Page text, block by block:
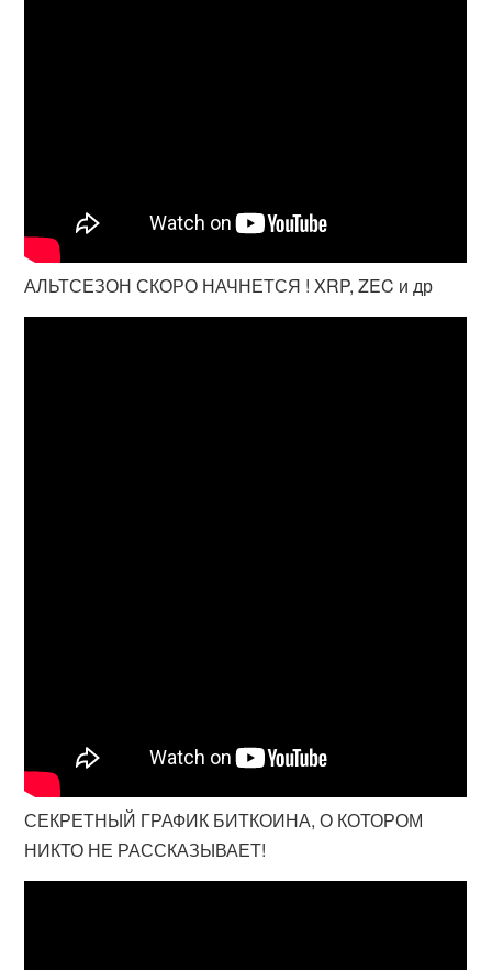
АЛЬТСЕЗОН СКОРО НАЧНЕТСЯ ! XRP, ZEC и др
СЕКРЕТНЫЙ ГРАФИК БИТКОИНА, О КОТОРОМ
НИКТО НЕ РАССКАЗЫВАЕТ!